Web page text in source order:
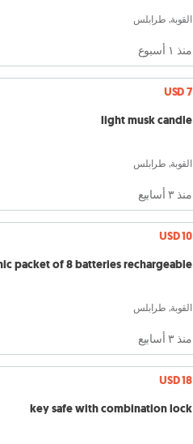
القوبة, طرابلس
منذ ١ أسبوع
USD 7
light musk candle
القوبة, طرابلس
منذ ٣ أسابيع
USD 10
packet of 8 batteries rechargeable
القوبة, طرابلس
منذ ٣ أسابيع
USD 18
key safe with combination lock